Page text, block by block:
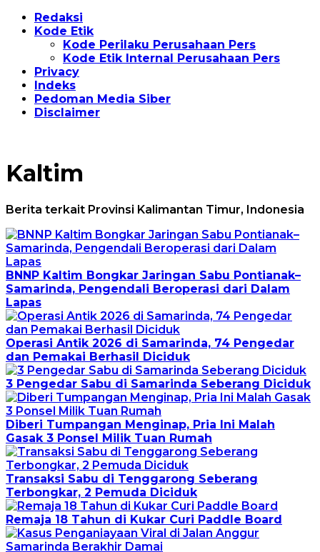
Redaksi
Kode Etik
Kode Perilaku Perusahaan Pers
Kode Etik Internal Perusahaan Pers
Privacy
Indeks
Pedoman Media Siber
Disclaimer
Kaltim
Berita terkait Provinsi Kalimantan Timur, Indonesia
BNNP Kaltim Bongkar Jaringan Sabu Pontianak–
Samarinda, Pengendali Beroperasi dari Dalam
Lapas
Operasi Antik 2026 di Samarinda, 74 Pengedar
dan Pemakai Berhasil Diciduk
3 Pengedar Sabu di Samarinda Seberang Diciduk
Diberi Tumpangan Menginap, Pria Ini Malah
Gasak 3 Ponsel Milik Tuan Rumah
Transaksi Sabu di Tenggarong Seberang
Terbongkar, 2 Pemuda Diciduk
Remaja 18 Tahun di Kukar Curi Paddle Board